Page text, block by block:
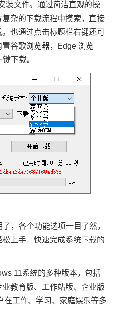
装文件。通过简洁直观的操
杂的下载流程中摸索，直接
也通过点击标题栏右键还可
谷歌浏览器，Edge 浏览
下载。
，各个功能选项一目了然，
上手，快速完成系统下载的
11系统的多种版本，包括
教育版、工作站版、企业版
在工作、学习、家庭娱乐等多